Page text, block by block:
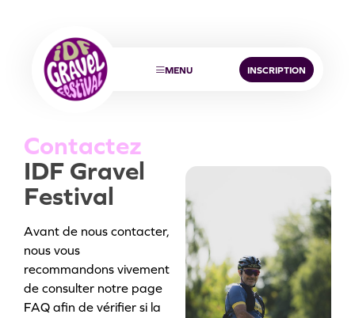
MENU INSCRIPTION
Contactez
IDF Gravel
Festival
Avant de nous contacter,
nous vous
recommandons vivement
de consulter notre page
FAQ afin de vérifier si la